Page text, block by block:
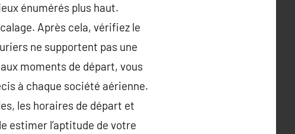
énumérés plus haut.
Après cela, vérifiez le
ne supportent pas une
moments de départ, vous
à chaque société aérienne.
les horaires de départ et
estimer l’aptitude de votre